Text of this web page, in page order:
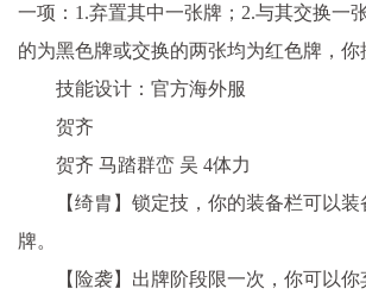
一项：1.弃置其中一张牌；2.与其交换一
的为黑色牌或交换的两张均为红色牌，你
技能设计：官方海外服
贺齐
贺齐 马踏群峦 吴 4体力
【绮胄】锁定技，你的装备栏可以
牌。
【险袭】出牌阶段限一次，你可以